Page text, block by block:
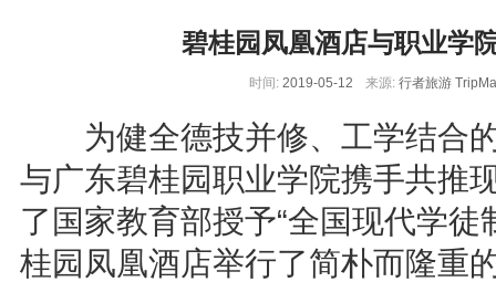
碧桂园凤凰酒店与职业学
时间: 2019-05-12 来源: 行者旅游
为健全德技并修、工学结合的
与广东碧桂园职业学院携手共推
了国家教育部授予“全国现代学
桂园凤凰酒店举行了简朴而隆重